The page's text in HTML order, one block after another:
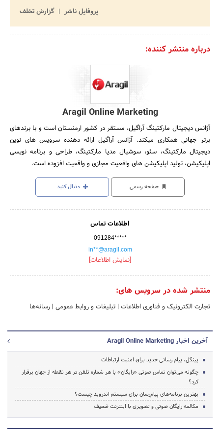
پروفایل ناشر گزارش تخلف
درباره منتشر کننده:
Aragil Online Marketing
آژانس دیجیتال مارکتینگ آراگیل، مستقر در کشور ارمنستان است و با برندهای
برتر جهانی همکاری میکند. آژانس آراگیل ارائه دهنده سرویس های نوین
دیجیتال مارکتینگ، سئو، سوشیال مدیا مارکتینگ، طراحی و برنامه نویسی
اپلیکیشن، تولید اپلیکیشن های واقعیت مجازی و واقعیت افزوده است.
صفحه رسمی دنبال کنید
اطلاعات تماس
091284*****
in**@aragil.com
[نمایش اطلاعات]
منتشر شده در سرویس های:
تجارت الکترونیک و فناوری اطلاعات | تبلیغات و روابط عمومی | رسانه‌ها
آخرین اخبار Aragil Online Marketing
پینگل، پیام رسانی جدید برای امنیت ارتباطات
چگونه می‌توان تماس صوتی «رایگان» با هر شماره تلفن در هر نقطه از جهان برقرار
کرد؟
بهترین برنامه‌های پیام‌رسان برای سیستم اندروید چیست؟
مکالمه رایگان صوتی و تصویری با اینترنت ضعیف